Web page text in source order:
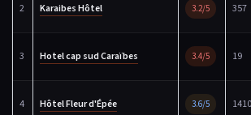
2 Karaibes Hôtel 3.2/5 357
3 Hotel cap sud Caraïbes 3.4/5 19
4 Hôtel Fleur d'Épée 3.6/5 1410